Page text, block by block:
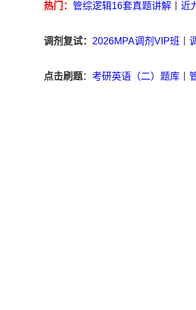
热门： 管综逻辑16套真题讲解 近
调剂复试： 2026MPA调剂VIP班
点击刷题： 考研英语（二）题库